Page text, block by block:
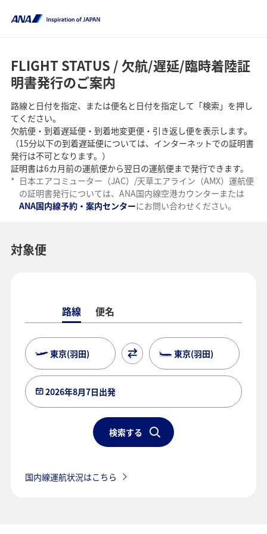
FLIGHT STATUS / 欠航/遅延/臨時着陸証
明書発行のご案内
路線と日付を指定、または便名と日付を指定して「検索」を押し
てください。
欠航便・到着遅延便・到着地変更便・引き返し便を表示します。
（15分以下の到着遅延便については、インターネットでの証明書
発行は不可となります。）
証明書は6カ月前の運航便から翌日の運航便まで発行できます。
* 日本エアコミューター（JAC）/天草エアライン（AMX）運航便
の証明書発行については、ANA国内線空港カウンターまたは
ANA国内線予約・案内センターにお問い合わせください。
対象便
路線 便名
東京(羽田) 東京(羽田)
2026年8月7日出発
検索する
国内線運航状況はこちら